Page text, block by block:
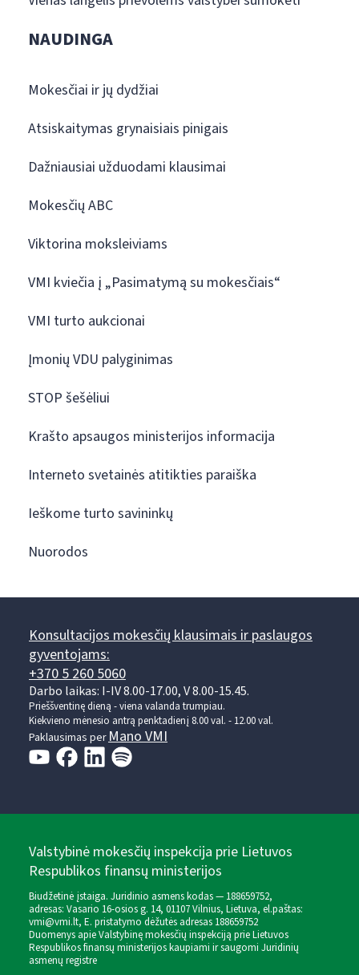
NAUDINGA
Mokesčiai ir jų dydžiai
Atsiskaitymas grynaisiais pinigais
Dažniausiai užduodami klausimai
Mokesčių ABC
Viktorina moksleiviams
VMI kviečia į „Pasimatymą su mokesčiais“
VMI turto aukcionai
Įmonių VDU palyginimas
STOP šešėliui
Krašto apsaugos ministerijos informacija
Interneto svetainės atitikties paraiška
Ieškome turto savininkų
Nuorodos
Konsultacijos mokesčių klausimais ir paslaugos
gyventojams:
+370 5 260 5060
Darbo laikas: I-IV 8.00-17.00, V 8.00-15.45.
Prieššventinę dieną - viena valanda trumpiau.
Kiekvieno mėnesio antrą penktadienį 8.00 val. - 12.00 val.
Paklausimas perMano VMI
Valstybinė mokesčių inspekcija prie Lietuvos
Respublikos finansų ministerijos
Biudžetinė įstaiga. Juridinio asmens kodas — 188659752,
adresas: Vasario 16-osios g. 14, 01107 Vilnius, Lietuva, el.paštas:
vmi@vmi.lt, E. pristatymo dėžutės adresas 188659752
Duomenys apie Valstybinę mokesčių inspekciją prie Lietuvos
Respublikos finansų ministerijos kaupiami ir saugomi Juridinių
asmenų registre